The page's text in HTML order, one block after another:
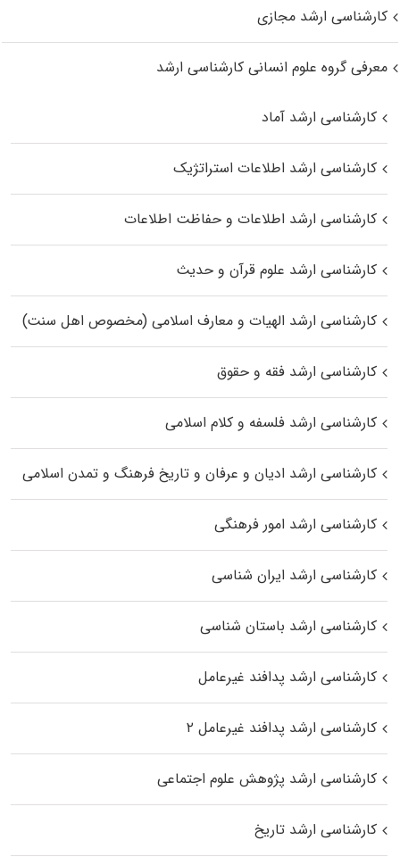
کارشناسی ارشد مجازی
معرفی گروه علوم انسانی کارشناسی ارشد
کارشناسی ارشد آماد
کارشناسی ارشد اطلاعات استراتژیک
کارشناسی ارشد اطلاعات و حفاظت اطلاعات
کارشناسی ارشد علوم قرآن و حدیث
کارشناسی ارشد الهیات و معارف اسلامی (مخصوص اهل سنت)
کارشناسی ارشد فقه و حقوق
کارشناسی ارشد فلسفه و کلام اسلامی
کارشناسی ارشد ادیان و عرفان و تاریخ فرهنگ و تمدن اسلامی
کارشناسی ارشد امور فرهنگی
کارشناسی ارشد ایران شناسی
کارشناسی ارشد باستان شناسی
کارشناسی ارشد پدافند غیرعامل
کارشناسی ارشد پدافند غیرعامل ۲
کارشناسی ارشد پژوهش علوم اجتماعی
کارشناسی ارشد تاریخ